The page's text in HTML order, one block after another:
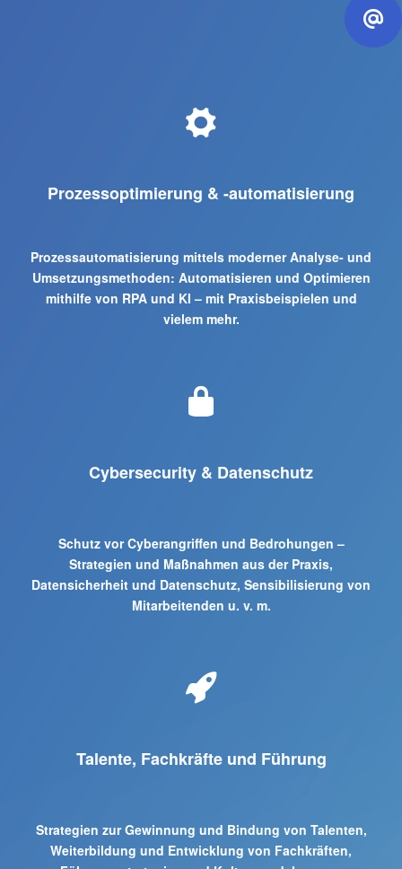
Prozessoptimierung & -automatisierung
Prozessautomatisierung mittels moderner Analyse- und
Umsetzungsmethoden: Automatisieren und Optimieren
mithilfe von RPA und KI – mit Praxisbeispielen und
vielem mehr.
Cybersecurity & Datenschutz
Schutz vor Cyberangriffen und Bedrohungen –
Strategien und Maßnahmen aus der Praxis,
Datensicherheit und Datenschutz, Sensibilisierung von
Mitarbeitenden u. v. m.
Talente, Fachkräfte und Führung
Strategien zur Gewinnung und Bindung von Talenten,
Weiterbildung und Entwicklung von Fachkräften,